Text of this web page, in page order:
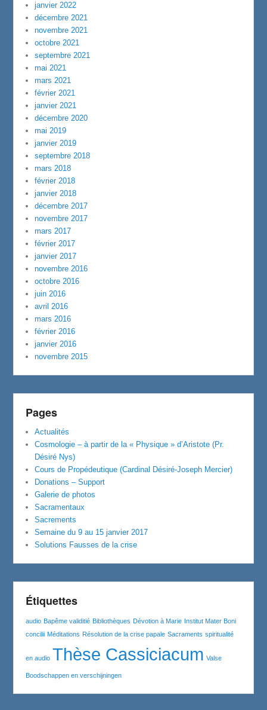
janvier 2022
décembre 2021
novembre 2021
octobre 2021
septembre 2021
mai 2021
mars 2021
février 2021
janvier 2021
décembre 2020
mai 2019
janvier 2019
septembre 2018
mars 2018
février 2018
janvier 2018
décembre 2017
novembre 2017
mars 2017
février 2017
janvier 2017
novembre 2016
octobre 2016
juin 2016
avril 2016
mars 2016
février 2016
janvier 2016
novembre 2015
Pages
Actualités
Cosmologie – à partir de la « Physique » d’Aristote (Pr.
Désiré Nys)
Cours de Propédeutique (Cardinal Désiré-Joseph Mercier)
Donations – Support
Galerie de photos
Sacramentaux
Sacrements
Semaine du 9 au 15 janvier 2017
Solutions Fausses de la crise
Étiquettes
audio Bapême validitié Bibliothèques Dévotion à Marie Institut Mater Boni
concilii Méditations Résolution de la crise papale Sacraments spiritualité
en audio Thèse Cassiciacum Valse
Boodschappen en verschijningen